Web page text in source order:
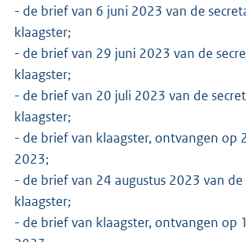
- de brief van 6 juni 2023 van de
klaagster;
- de brief van 29 juni 2023 van de
klaagster;
- de brief van 20 juli 2023 van de
klaagster;
- de brief van klaagster, ontvangen op
2023;
- de brief van 24 augustus 2023 van de
klaagster;
- de brief van klaagster, ontvangen op